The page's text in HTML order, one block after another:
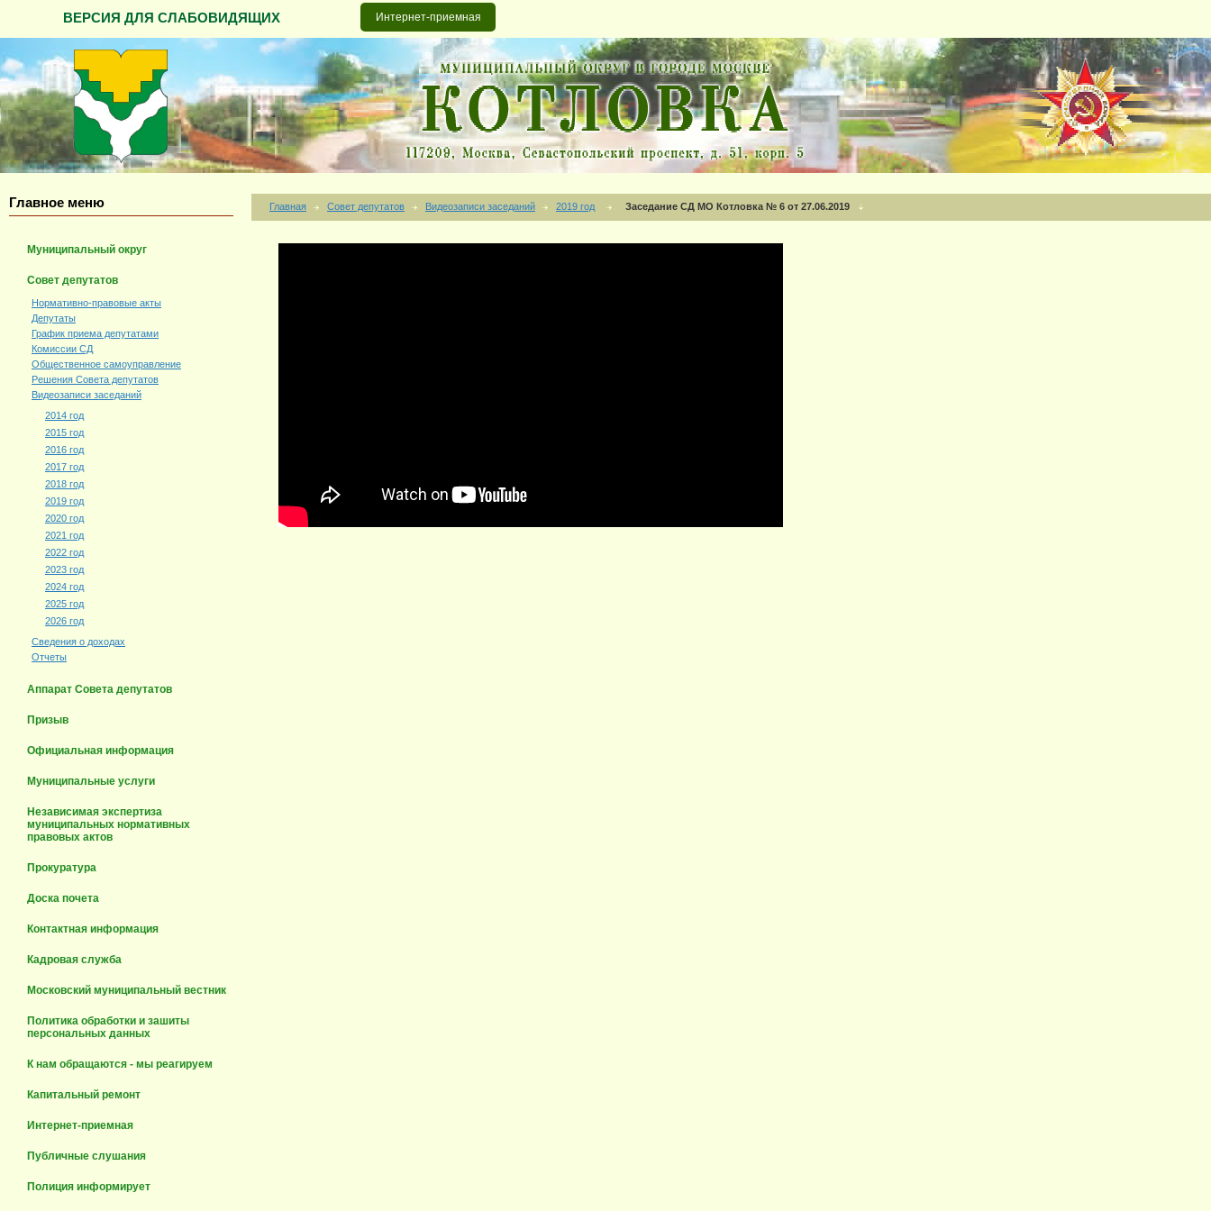
ВЕРСИЯ ДЛЯ СЛАБОВИДЯЩИХ Интернет-приемная
Главное меню
Муниципальный округ
Совет депутатов
Нормативно-правовые акты
Депутаты
График приема депутатами
Комиссии СД
Общественное самоуправление
Решения Совета депутатов
Видеозаписи заседаний
2014 год
2015 год
2016 год
2017 год
2018 год
2019 год
2020 год
2021 год
2022 год
2023 год
2024 год
2025 год
2026 год
Сведения о доходах
Отчеты
Аппарат Совета депутатов
Призыв
Официальная информация
Муниципальные услуги
Независимая экспертиза
муниципальных нормативных
правовых актов
Прокуратура
Доска почета
Контактная информация
Кадровая служба
Московский муниципальный вестник
Политика обработки и зашиты
персональных данных
К нам обращаются - мы реагируем
Капитальный ремонт
Интернет-приемная
Публичные слушания
Полиция информирует
Главная Совет депутатов Видеозаписи заседаний 2019 год Заседание СД МО Котловка № 6 от 27.06.2019